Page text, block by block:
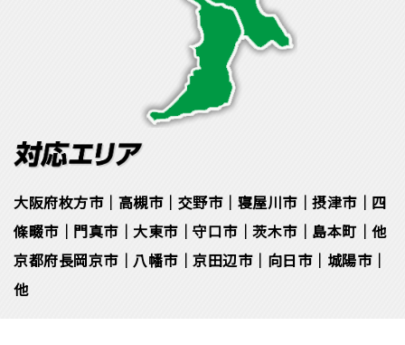
大阪府枚方市｜高槻市｜交野市｜寝屋川市｜摂津市｜四
條畷市｜門真市｜大東市｜守口市｜茨木市｜島本町｜他
京都府長岡京市｜八幡市｜京田辺市｜向日市｜城陽市｜
他